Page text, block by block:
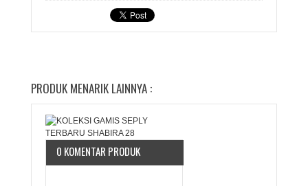
PRODUK MENARIK LAINNYA :
0 KOMENTAR PRODUK